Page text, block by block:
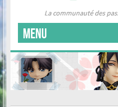
La communauté des
MENU